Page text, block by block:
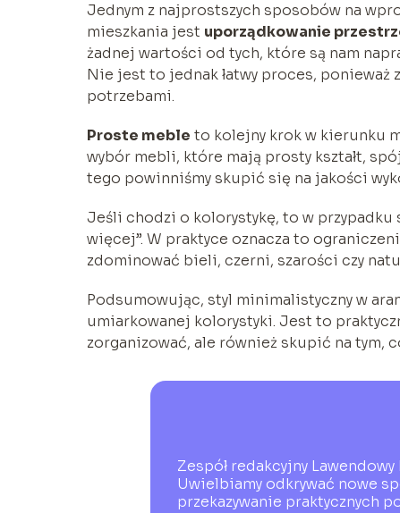
Jednym z najprostszych sposobów na
mieszkania jest uporządkowanie
żadnej wartości od tych, które są nam
Nie jest to jednak łatwy proces, ponieważ
potrzebami.
Proste meble to kolejny krok w kierunku
wybór mebli, które mają prosty kształt,
tego powinniśmy skupić się na jakości
Jeśli chodzi o kolorystykę, to w przypadku
więcej”. W praktyce oznacza to
zdominować bieli, czerni, szarości czy
Podsumowując, styl minimalistyczny w
umiarkowanej kolorystyki. Jest to
zorganizować, ale również skupić na tym,
Zespół redakcyjny
Uwielbiamy odkrywać nowe
przekazywanie praktycznych